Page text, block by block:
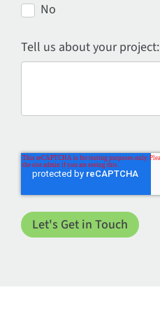
No
Tell us about your project: